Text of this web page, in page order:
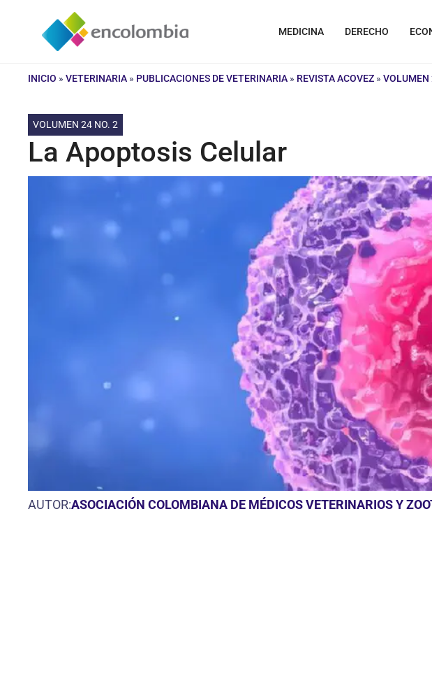
contenido
MEDICINA DERECHO
INICIO » VETERINARIA » PUBLICACIONES DE VETERINARIA » REVISTA ACOVEZ » VOLUMEN
VOLUMEN 24 NO. 2
La Apoptosis Celular
AUTOR:ASOCIACIÓN COLOMBIANA DE MÉDICOS VETERINARIOS Y